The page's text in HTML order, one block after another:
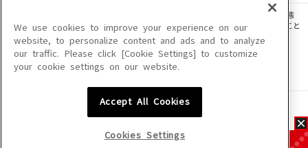
このサイトに掲載されている一切の文章・画像・写真・動画・音声等を、手段や形態
を問わず、著作権法の定める範囲を超えて無断で複製、転載、ファイル化などすること
を禁じます。
楽曲及びコンテンツは、機種によりご利用いただけない場合があります。
楽曲及びコンテンツの配信日、配信内容が変更になる場合があります。
We use cookies to improve your experience on our
website, to personalize content and ads and to analyze
our traffic. Please click [Cookie Settings] to customize
your cookie settings on our website.
Accept All Cookies
Cookies Settings